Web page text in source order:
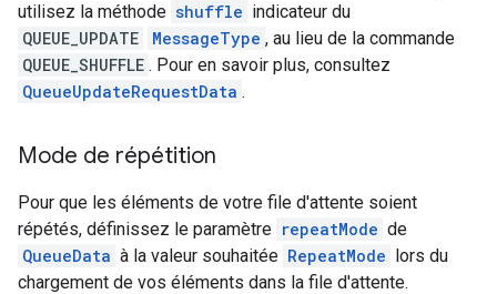
utilisez la méthode shuffle indicateur du
QUEUE_UPDATE
MessageType , au lieu de la commande
QUEUE_SHUFFLE . Pour en savoir plus, consultez
QueueUpdateRequestData .
Mode de répétition
Pour que les éléments de votre file d'attente soient
répétés, définissez le paramètre repeatMode de
QueueData à la valeur souhaitée RepeatMode lors du
chargement de vos éléments dans la file d'attente.